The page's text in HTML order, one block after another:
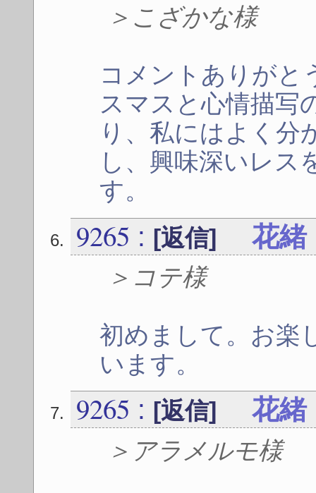
＞こざかな様
コメントありがと
スマスと心情描写
り、私にはよく分
し、興味深いレス
す。
9265 : [返信] 花緒
＞コテ様
初めまして。お楽
います。
9265 : [返信] 花緒
＞アラメルモ様